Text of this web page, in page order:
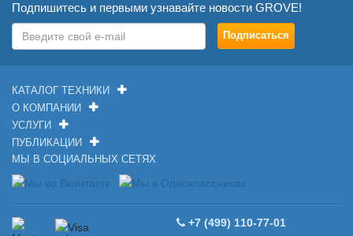
Подпишитесь и первыми узнавайте новости GROVE!
КАТАЛОГ ТЕХНИКИ
О КОМПАНИИ
УСЛУГИ
ПУБЛИКАЦИИ
МЫ В СОЦИАЛЬНЫХ СЕТЯХ
+7 (499) 110-77-01